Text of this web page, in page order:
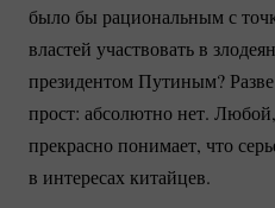
было бы рациональным с
властей участвовать в
президентом Путиным?
прост: абсолютно нет.
прекрасно понимает, что
в интересах китайцев.